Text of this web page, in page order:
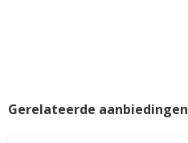
Gerelateerde aanbiedingen